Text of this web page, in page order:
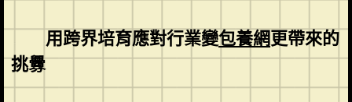
用跨界培育應對行業變包養網更帶來的
挑釁